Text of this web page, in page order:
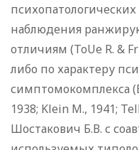
наблюдения
отличиям (ToUe R. &
либо по характеру
симптомокомплекса
1938; Klein M., 1941;
Шостакович Б.В. с